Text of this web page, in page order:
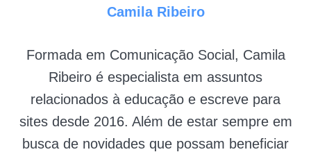
Camila Ribeiro
Formada em Comunicação Social, Camila
Ribeiro é especialista em assuntos
relacionados à educação e escreve para
sites desde 2016. Além de estar sempre em
busca de novidades que possam beneficiar